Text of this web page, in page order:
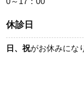
休診日
日、祝がお休みにな